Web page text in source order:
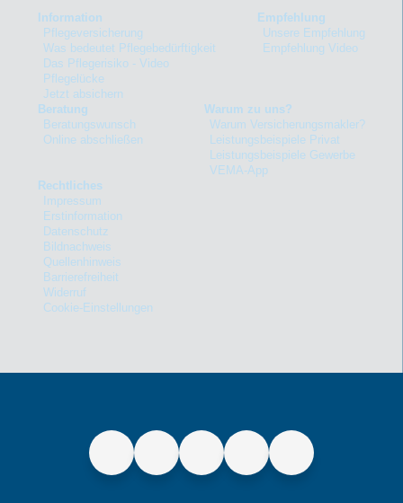
Information
Pflegeversicherung
Was bedeutet Pflegebedürftigkeit
Das Pflegerisiko - Video
Pflegelücke
Jetzt absichern
Empfehlung
Unsere Empfehlung
Empfehlung Video
Beratung
Beratungswunsch
Online abschließen
Warum zu uns?
Warum Versicherungsmakler?
Leistungsbeispiele Privat
Leistungsbeispiele Gewerbe
VEMA-App
Rechtliches
Impressum
Erstinformation
Datenschutz
Bildnachweis
Quellenhinweis
Barrierefreiheit
Widerruf
Cookie-Einstellungen